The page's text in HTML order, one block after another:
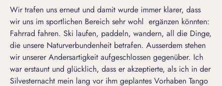
Wir trafen uns erneut und damit wurde immer klarer, dass
wir uns im sportlichen Bereich sehr wohl ergänzen könnten:
Fahrrad fahren. Ski laufen, paddeln, wandern, all die Dinge,
die unsere Naturverbundenheit betrafen. Ausserdem stehen
wir unserer Andersartigkeit aufgeschlossen gegenüber. Ich
war erstaunt und glücklich, dass er akzeptierte, als ich in der
Silvesternacht mein lang vor ihm geplantes Vorhaben Tango